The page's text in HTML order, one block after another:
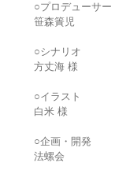
○プロデューサー
笹森簀児
○シナリオ
方丈海 様
○イラスト
白米 様
○企画・開発
法螺会